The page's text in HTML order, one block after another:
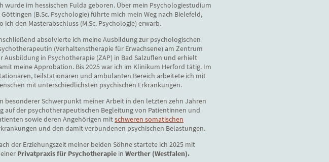
wurde im hessischen Fulda geboren. Über mein Psychologiestudium
Göttingen (B.Sc. Psychologie) führte mich mein Weg nach Bielefeld,
ich den Masterabschluss (M.Sc. Psychologie) erwarb.
absolvierte ich meine Ausbildung zur psychologischen
(Verhaltenstherapie für Erwachsene) am Zentrum
Ausbildung in Psychotherapie (ZAP) in Bad Salzuflen und erhielt
meine Approbation. Bis 2025 war ich im Klinikum Herford tätig. Im
teilstationären und ambulanten Bereich arbeitete ich mit
mit unterschiedlichsten psychischen Erkrankungen.
besonderer Schwerpunkt meiner Arbeit in den letzten zehn Jahren
auf der psychotherapeutischen Begleitung von Patientinnen und
sowie deren Angehörigen mitschweren somatischen
und den damit verbundenen psychischen Belastungen.
der Erziehungszeit meiner beiden Söhne startete ich 2025 mit
Privatpraxis für Psychotherapie in Werther (Westfalen).